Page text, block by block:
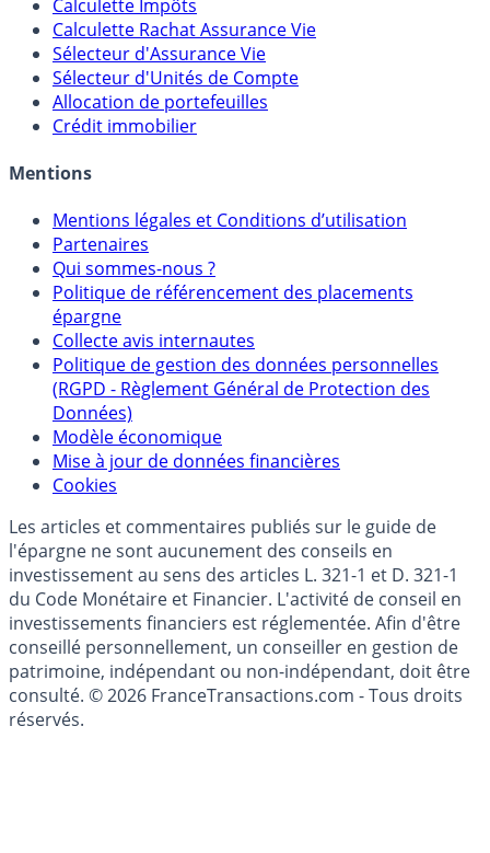
Calculateur d'intérêts
Calculette Impôts
Calculette Rachat Assurance Vie
Sélecteur d'Assurance Vie
Sélecteur d'Unités de Compte
Allocation de portefeuilles
Mentions légales et Conditions d’utilisation
Partenaires
Qui sommes-nous ?
Politique de référencement des placements
épargne
Collecte avis internautes
Politique de gestion des données personnelles
(RGPD - Règlement Général de Protection des
Données)
Modèle économique
Mise à jour de données financières
Cookies
Les articles et commentaires publiés sur le guide de
l'épargne ne sont aucunement des conseils en
investissement au sens des articles L. 321-1 et D. 321-1
du Code Monétaire et Financier. L'activité de conseil en
investissements financiers est réglementée. Afin d'être
conseillé personnellement, un conseiller en gestion de
patrimoine, indépendant ou non-indépendant, doit être
consulté. © 2026 FranceTransactions.com - Tous droits